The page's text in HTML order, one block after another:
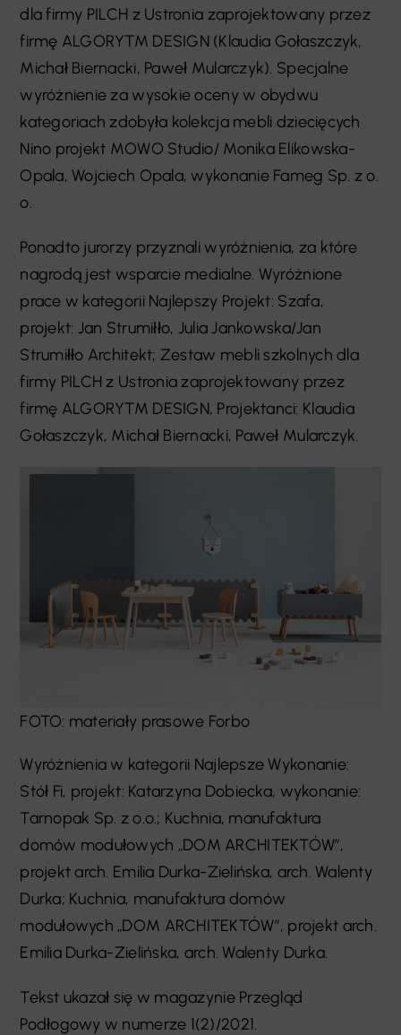
dla firmy PILCH z Ustronia zaprojektowany przez
firmę ALGORYTM DESIGN (Klaudia Gołaszczyk,
Michał Biernacki, Paweł Mularczyk). Specjalne
wyróżnienie za wysokie oceny w obydwu
kategoriach zdobyła kolekcja mebli dziecięcych
Nino projekt MOWO Studio/ Monika Elikowska-
Opala, Wojciech Opala, wykonanie Fameg Sp. z o.
o.
Ponadto jurorzy przyznali wyróżnienia, za które
nagrodą jest wsparcie medialne. Wyróżnione
prace w kategorii Najlepszy Projekt: Szafa,
projekt: Jan Strumiłło, Julia Jankowska/Jan
Strumiłło Architekt; Zestaw mebli szkolnych dla
firmy PILCH z Ustronia zaprojektowany przez
firmę ALGORYTM DESIGN, Projektanci: Klaudia
Gołaszczyk, Michał Biernacki, Paweł Mularczyk.
FOTO: materiały prasowe Forbo
Wyróżnienia w kategorii Najlepsze Wykonanie:
Stół Fi, projekt: Katarzyna Dobiecka, wykonanie:
Tarnopak Sp. z o.o.; Kuchnia, manufaktura
domów modułowych „DOM ARCHITEKTÓW”,
projekt arch. Emilia Durka-Zielińska, arch. Walenty
Durka; Kuchnia, manufaktura domów
modułowych „DOM ARCHITEKTÓW”, projekt arch.
Emilia Durka-Zielińska, arch. Walenty Durka.
Tekst ukazał się w magazynie Przegląd
Podłogowy w numerze 1(2)/2021.